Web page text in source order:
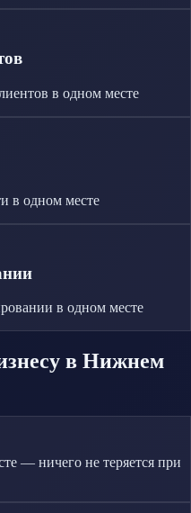
в одном месте
в одном месте
в одном месте
в Нижнем
— ничего не теряется при